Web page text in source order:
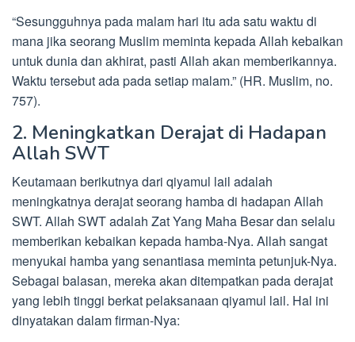
“Sesungguhnya pada malam hari itu ada satu waktu di
mana jika seorang Muslim meminta kepada Allah kebaikan
untuk dunia dan akhirat, pasti Allah akan memberikannya.
Waktu tersebut ada pada setiap malam.” (HR. Muslim, no.
757).
2. Meningkatkan Derajat di Hadapan
Allah SWT
Keutamaan berikutnya dari qiyamul lail adalah
meningkatnya derajat seorang hamba di hadapan Allah
SWT. Allah SWT adalah Zat Yang Maha Besar dan selalu
memberikan kebaikan kepada hamba-Nya. Allah sangat
menyukai hamba yang senantiasa meminta petunjuk-Nya.
Sebagai balasan, mereka akan ditempatkan pada derajat
yang lebih tinggi berkat pelaksanaan qiyamul lail. Hal ini
dinyatakan dalam firman-Nya: